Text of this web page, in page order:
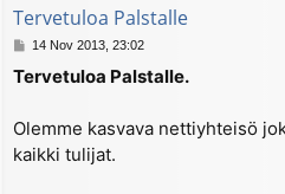
Tervetuloa Palstalle
P
s
14 Nov 2013, 23:02
Tervetuloa Palstalle.
Olemme kasvava nettiyhteisö
kaikki tulijat.